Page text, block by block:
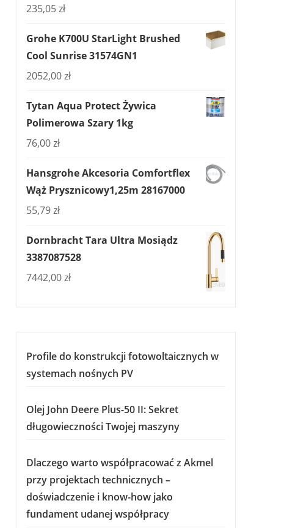
235,05zł
Grohe K700U StarLight Brushed
Cool Sunrise 31574GN1
2052,00zł
Tytan Aqua Protect Żywica
Polimerowa Szary 1kg
76,00zł
Hansgrohe Akcesoria Comfortflex
Wąż Prysznicowy1,25m 28167000
55,79zł
Dornbracht Tara Ultra Mosiądz
3387087528
7442,00zł
Profile do konstrukcji fotowoltaicznych w
systemach nośnych PV
Olej John Deere Plus-50 II: Sekret
długowieczności Twojej maszyny
Dlaczego warto współpracować z Akmel
przy projektach technicznych –
doświadczenie i know-how jako
fundament udanej współpracy